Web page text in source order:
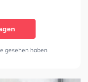
gesehen haben